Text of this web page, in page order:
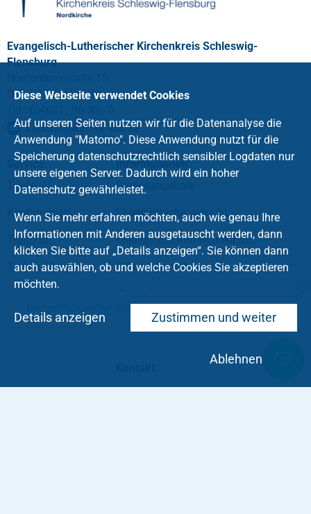
Evangelisch-Lutherischer Kirchenkreis Schleswig-
Flensburg
D-24837 Schleswig
kontakt@ kirche-slfl.de
Service
Taufe
Konfirmation
Trauung
Tod und Trauer
Informationen
Stellenangebote
Ehrenamtliche gesucht
Medien und Kommunikation
(Wieder-)eintritt
Soziale Medien
Diese Webseite verwendet Cookies
Auf unseren Seiten nutzen wir für die Datenanalyse die
Anwendung "Matomo". Diese Anwendung nutzt für die
Speicherung datenschutzrechtlich sensibler Logdaten nur
unsere eigenen Server. Dadurch wird ein hoher
Datenschutz gewährleistet.
Wenn Sie mehr erfahren möchten, auch wie genau Ihre
Informationen mit Anderen ausgetauscht werden, dann
klicken Sie bitte auf „Details anzeigen“. Sie können dann
auch auswählen, ob und welche Cookies Sie akzeptieren
möchten.
Zustimmen und weiter
Details anzeigen
Ablehnen
Hier geht's zum Chat mit dem Team des Kirchenkreises